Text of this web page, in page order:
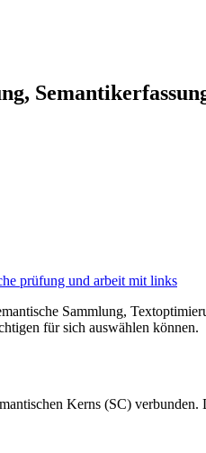
prüfung und arbeit mit links
Sammlung,
für sich auswählen können.
Kerns (SC)